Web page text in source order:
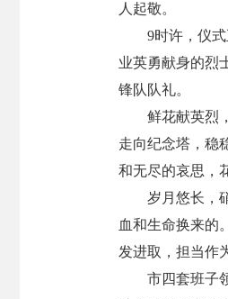
人起敬。
9时许，仪
业英勇献身的烈
锋队队礼。
鲜花献英烈
走向纪念塔，稳
和无尽的哀思，
岁月悠长，
血和生命换来的
发进取，担当作
市四套班子